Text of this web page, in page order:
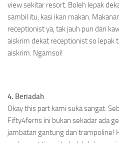
view sekitar resort. Boleh lepak
sambil itu, kasi ikan makan.
receptionist ya, tak jauh pun dari
aiskrim dekat receptionist so lepak
aiskrim. Ngamsoi!
4. Beriadah
Okay this part kami suka sangat.
Fifty4ferns ini bukan sekadar ada
jambatan gantung dan trampoline!